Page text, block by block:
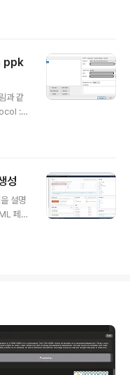
in
눅스
더 안
일 목
확인
권한
ppk
과 같
: S
속하
일 배
og
생성
성
설명
페이
회
12개
무료
설정
눅스 서
접속